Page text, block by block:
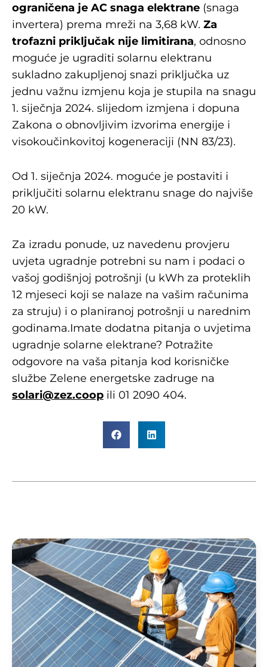
ograničena je AC snaga elektrane (snaga
invertera) prema mreži na 3,68 kW. Za
trofazni priključak nije limitirana, odnosno
moguće je ugraditi solarnu elektranu
sukladno zakupljenoj snazi priključka uz
jednu važnu izmjenu koja je stupila na snagu
1. siječnja 2024. slijedom izmjena i dopuna
Zakona o obnovljivim izvorima energije i
visokoučinkovitoj kogeneraciji (NN 83/23).
Od 1. siječnja 2024. moguće je postaviti i
priključiti solarnu elektranu snage do najviše
20 kW.
Za izradu ponude, uz navedenu provjeru
uvjeta ugradnje potrebni su nam i podaci o
vašoj godišnjoj potrošnji (u kWh za proteklih
12 mjeseci koji se nalaze na vašim računima
za struju) i o planiranoj potrošnji u narednim
godinama.Imate dodatna pitanja o uvjetima
ugradnje solarne elektrane? Potražite
odgovore na vaša pitanja kod korisničke
službe Zelene energetske zadruge na
solari@zez.coop ili 01 2090 404.